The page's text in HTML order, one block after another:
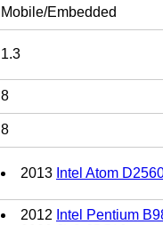
Mobile/Embedded
1.3
8
8
2013 Intel Atom
2012 Intel Pentium